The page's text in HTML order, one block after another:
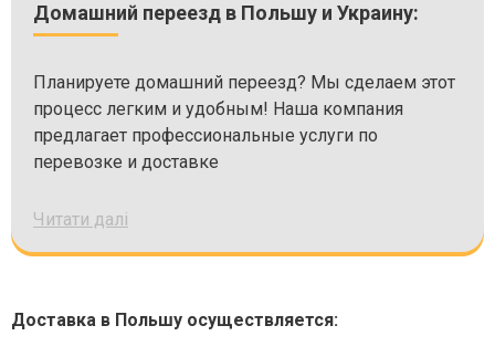
Домашний переезд в Польшу и Украину:
Планируете домашний переезд? Мы сделаем этот
процесс легким и удобным! Наша компания
предлагает профессиональные услуги по
перевозке и доставке
Читати далі
Доставка в Польшу осуществляется: